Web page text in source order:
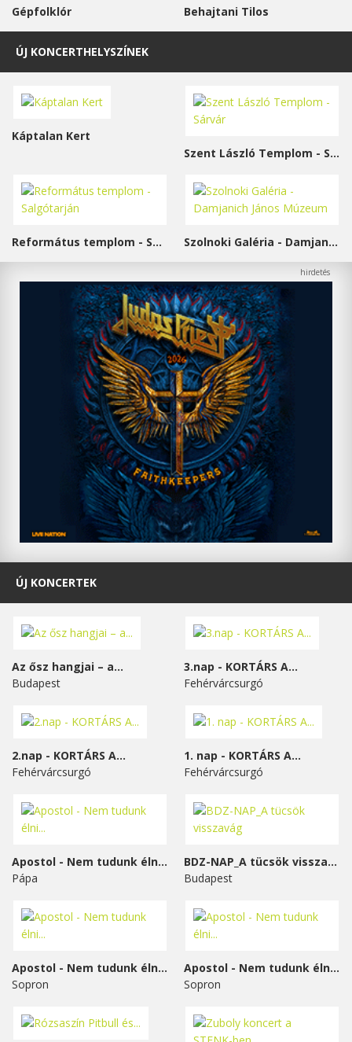
Gépfolklór Behajtani Tilos
ÚJ KONCERTHELYSZÍNEK
Káptalan Kert
Szent László Templom - Sárvár
Református templom - Salgótarján Szolnoki Galéria - Damjanich János Múzeum
ÚJ KONCERTEK
Az ősz hangjai – a...
Budapest
3.nap - KORTÁRS A...
Fehérvárcsurgó
2.nap - KORTÁRS A...
Fehérvárcsurgó
1. nap - KORTÁRS A...
Fehérvárcsurgó
Apostol - Nem tudunk élni...
Pápa
BDZ-NAP_A tücsök visszavág
Budapest
Apostol - Nem tudunk élni...
Sopron
Apostol - Nem tudunk élni...
Sopron